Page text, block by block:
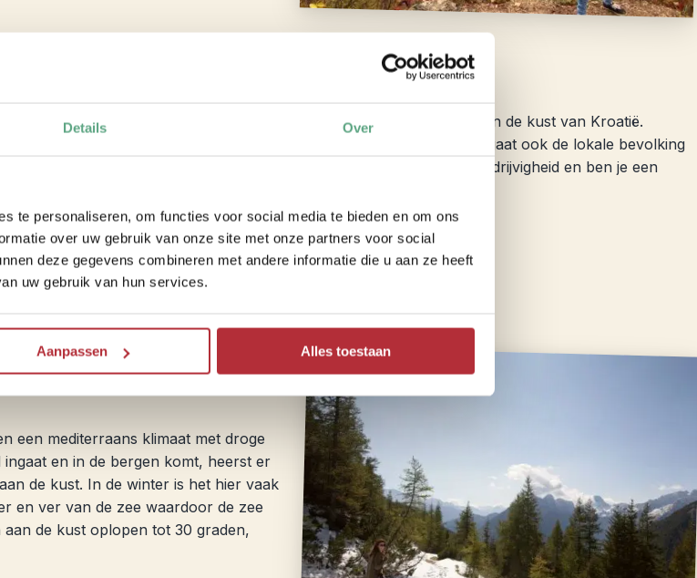
Details Over
te personaliseren, om functies voor social media te bieden en om ons
over uw gebruik van onze site met onze partners voor social
deze gegevens combineren met andere informatie die u aan ze heeft
uw gebruik van hun services.
Aanpassen Alles toestaan
en augustus heb je de meeste kans op hoge temperaturen, zeker aan de kust van Kroatië.
zijn dit wel de maanden waarin de meeste reizigers op reis gaan en gaat ook de lokale bevolking
plaatsen voor een welverdiende vakantie. Hou je juist van deze bedrijvigheid en ben je een
dan zit je in deze periode goed.
een mediterraans klimaat met droge
en in de bergen komt, heerst er
de kust. In de winter is het hier vaak
en ver van de zee waardoor de zee
de kust oplopen tot 30 graden,